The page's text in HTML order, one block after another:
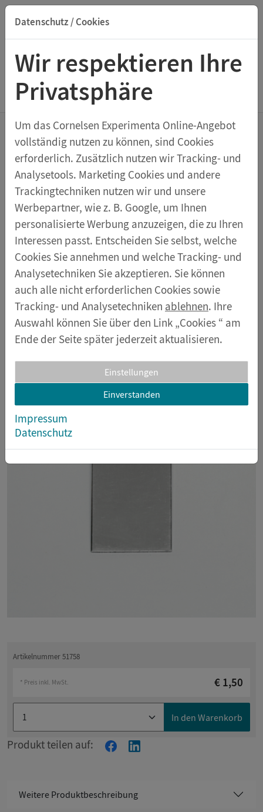
Datenschutz / Cookies
Wir respektieren Ihre
Privatsphäre
Um das Cornelsen Experimenta Online-Angebot
vollständig nutzen zu können, sind Cookies
erforderlich. Zusätzlich nutzen wir Tracking- und
Analysetools. Marketing Cookies und andere
Trackingtechniken nutzen wir und unsere
Werbepartner, wie z. B. Google, um Ihnen
personalisierte Werbung anzuzeigen, die zu Ihren
Interessen passt. Entscheiden Sie selbst, welche
Cookies Sie annehmen und welche Tracking- und
Analysetechniken Sie akzeptieren. Sie können
auch alle nicht erforderlichen Cookies sowie
Tracking- und Analysetechniken ablehnen. Ihre
Auswahl können Sie über den Link „Cookies “ am
Ende der Seite später jederzeit aktualisieren.
Einstellungen
Einverstanden
Impressum
Datenschutz
Suche nach Titel, ISBN, Webcode, Stichwort...
Menu Galvanische Elemente
Aluminiumelektrode
Passend zum Satz Elektrodenhalter 51770.Mit 4-mm-
Bohrung zum wahlweisen Aufhängen mit anderen
Haltern.
Artikelnummer 51758
* Preis inkl. MwSt. € 1,50
In den Warenkorb
Produkt teilen auf:
Weitere Produktbeschreibung